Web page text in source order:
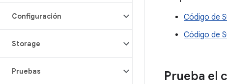
Configuración
Storage
Pruebas
Código de
Código de
Prueba el